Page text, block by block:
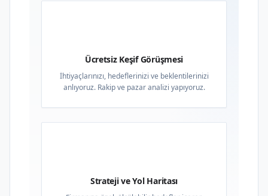
Ücretsiz Keşif Görüşmesi
İhtiyaçlarınızı, hedeflerinizi ve beklentilerinizi
anlıyoruz. Rakip ve pazar analizi yapıyoruz.
Strateji ve Yol Haritası